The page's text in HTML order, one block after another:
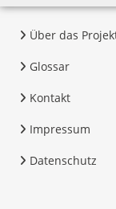
Über das
Glossar
Kontakt
Impressum
Datenschutz